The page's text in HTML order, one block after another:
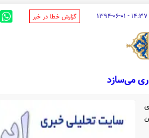
۱۴:۳۷ - ۰۱-۰۶-۱۳۹۴ ‌گزارش خطا در خبر
این